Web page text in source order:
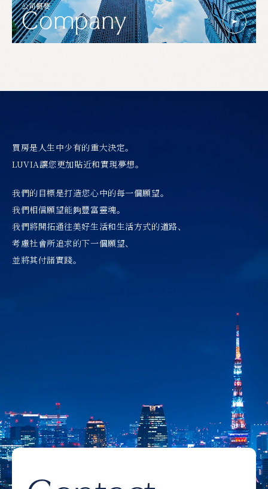
公司概要
Company
買房是人生中少有的重大決定。
LUVIA讓您更加貼近和實現夢想。
我們的目標是打造您心中的每一個願望。
我們相信願望能夠豐富靈魂。
我們將開拓通往美好生活和生活方式的道路、
考慮社會所追求的下一個願望、
並將其付諸實踐。